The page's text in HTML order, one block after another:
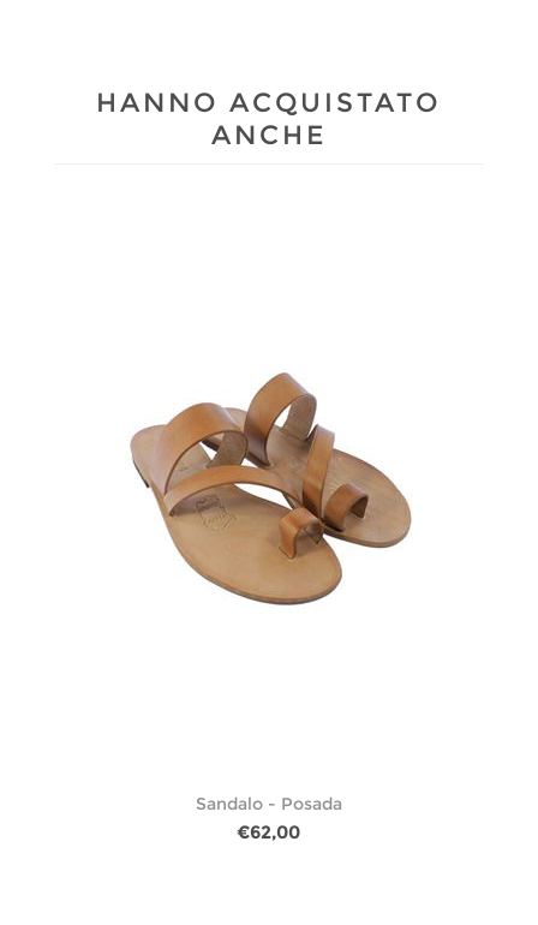
HANNO ACQUISTATO
ANCHE
Sandalo - Posada
€62,00